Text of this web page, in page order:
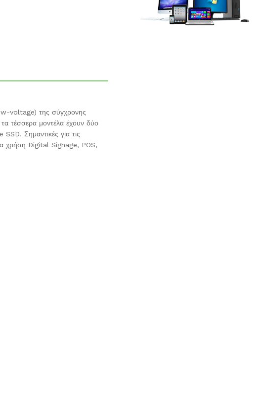
voltage) της σύγχρονης
τέσσερα μοντέλα έχουν δύο
Σημαντικές για τις
χρήση Digital Signage, POS,